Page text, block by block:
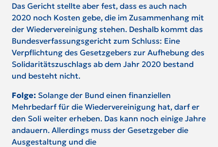
Das Gericht stellte aber fest, dass es auch nach
2020 noch Kosten gebe, die im Zusammenhang mit
der Wiedervereinigung stehen. Deshalb kommt das
Bundesverfassungsgericht zum Schluss: Eine
Verpflichtung des Gesetzgebers zur Aufhebung des
Solidaritätszuschlags ab dem Jahr 2020 bestand
und besteht nicht.
Folge: Solange der Bund einen finanziellen
Mehrbedarf für die Wiedervereinigung hat, darf er
den Soli weiter erheben. Das kann noch einige Jahre
andauern. Allerdings muss der Gesetzgeber die
Ausgestaltung und die